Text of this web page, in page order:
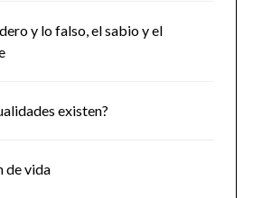
y lo falso, el sabio y el
existen?
de vida